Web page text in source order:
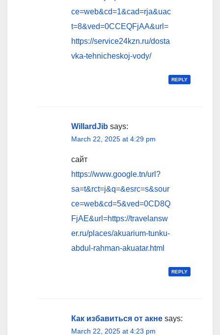
ce=web&cd=1&cad=rja&uac
t=8&ved=0CCEQFjAA&url=
https://service24kzn.ru/dosta
vka-tehnicheskoj-vody/
REPLY
WillardJib says:
March 22, 2025 at 4:29 pm
сайт
https://www.google.tn/url?
sa=t&rct=j&q=&esrc=s&sour
ce=web&cd=5&ved=0CD8Q
FjAE&url=https://travelansw
er.ru/places/akuarium-tunku-
abdul-rahman-akuatar.html
REPLY
Как избавиться от акне says:
March 22, 2025 at 4:23 pm